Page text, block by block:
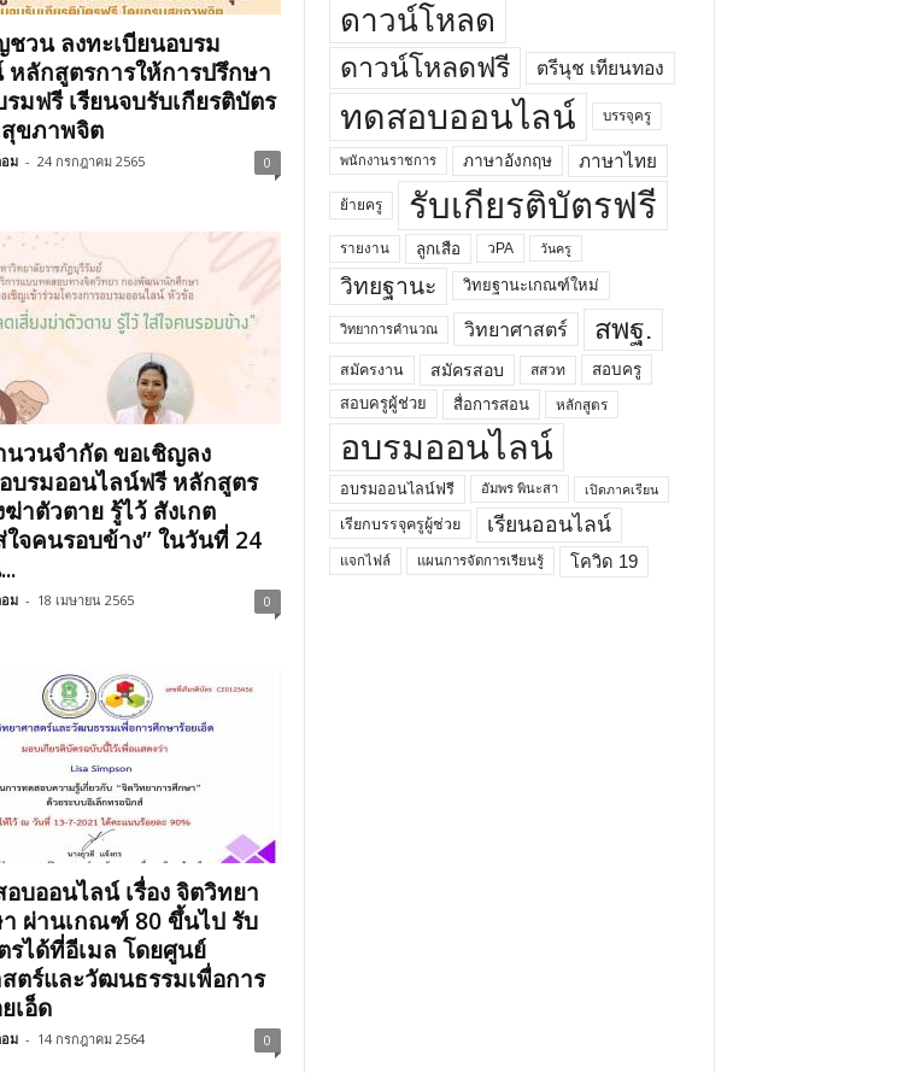
ชวน ลงทะเบียนอบรม
หลักสูตรการให้การปรึกษา
มฟรี เรียนจบรับเกียรติบัตร
ขภาพจิต
ม - 24 กรกฎาคม 2565 0
นวนจำกัด ขอเชิญลง
บรมออนไลน์ฟรี หลักสูตร
ฆ่าตัวตาย รู้ไว้ สังเกต
ใจคนรอบข้าง” ในวันที่ 24
ม - 18 เมษายน 2565 0
บออนไลน์ เรื่อง จิตวิทยา
ผ่านเกณฑ์ 80 ขึ้นไป รับ
รได้ที่อีเมล โดยศูนย์
ตร์และวัฒนธรรมเพื่อการ
เอ็ด
ม - 14 กรกฎาคม 2564 0
ดาวน์โหลด
ดาวน์โหลดฟรี ตรีนุช เทียนทอง
ทดสอบออนไลน์ บรรจุครู
พนักงานราชการ ภาษาอังกฤษ ภาษาไทย
ย้ายครู รับเกียรติบัตรฟรี
รายงาน ลูกเสือ วPA วันครู
วิทยฐานะ วิทยฐานะเกณฑ์ใหม่
วิทยาการคำนวณ วิทยาศาสตร์ สพฐ.
สมัครงาน สมัครสอบ สสวท
สอบครู
สอบครูผู้ช่วย
สื่อการสอน หลักสูตร
อบรมออนไลน์
อบรมออนไลน์ฟรี อัมพร พินะสา เปิดภาคเรียน
เรียกบรรจุครูผู้ช่วย เรียนออนไลน์
แจกไฟล์ แผนการจัดการเรียนรู้ โควิด 19